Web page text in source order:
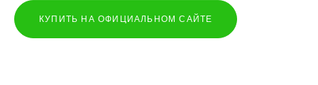
КУПИТЬ НА ОФИЦИАЛЬНОМ САЙТЕ